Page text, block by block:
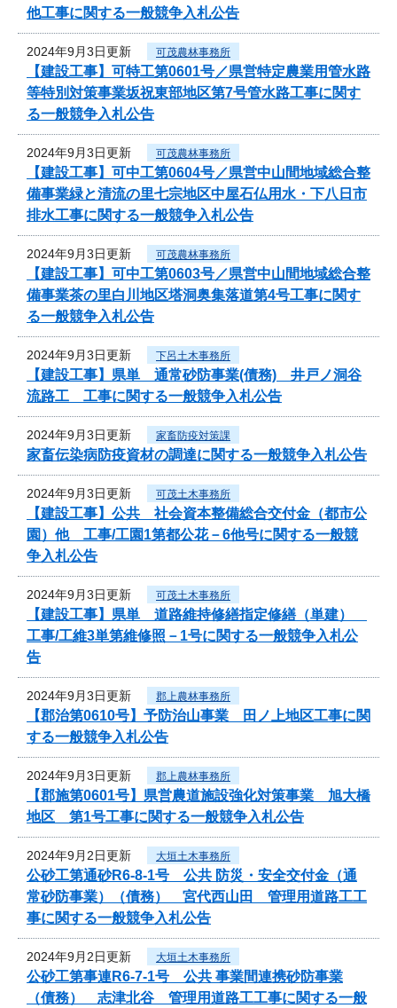
他工事に関する一般競争入札公告
2024年9月3日更新 可茂農林事務所
【建設工事】可特工第0601号／県営特定農業用管水路
等特別対策事業坂祝東部地区第7号管水路工事に関す
る一般競争入札公告
2024年9月3日更新 可茂農林事務所
【建設工事】可中工第0604号／県営中山間地域総合整
備事業緑と清流の里七宗地区中屋石仏用水・下八日市
排水工事に関する一般競争入札公告
2024年9月3日更新 可茂農林事務所
【建設工事】可中工第0603号／県営中山間地域総合整
備事業茶の里白川地区塔洞奥集落道第4号工事に関す
る一般競争入札公告
2024年9月3日更新 下呂土木事務所
【建設工事】県単 通常砂防事業(債務) 井戸ノ洞谷
流路工 工事に関する一般競争入札公告
2024年9月3日更新 家畜防疫対策課
家畜伝染病防疫資材の調達に関する一般競争入札公告
2024年9月3日更新 可茂土木事務所
【建設工事】公共 社会資本整備総合交付金（都市公
園）他 工事/工園1第都公花－6他号に関する一般競
争入札公告
2024年9月3日更新 可茂土木事務所
【建設工事】県単 道路維持修繕指定修繕（単建）
工事/工維3単第維修照－1号に関する一般競争入札公
告
2024年9月3日更新 郡上農林事務所
【郡治第0610号】予防治山事業 田ノ上地区工事に関
する一般競争入札公告
2024年9月3日更新 郡上農林事務所
【郡施第0601号】県営農道施設強化対策事業 旭大橋
地区 第1号工事に関する一般競争入札公告
2024年9月2日更新 大垣土木事務所
公砂工第通砂R6-8-1号 公共 防災・安全交付金（通
常砂防事業）（債務） 宮代西山田 管理用道路工工
事に関する一般競争入札公告
2024年9月2日更新 大垣土木事務所
公砂工第事連R6-7-1号 公共 事業間連携砂防事業
（債務） 志津北谷 管理用道路工工事に関する一般